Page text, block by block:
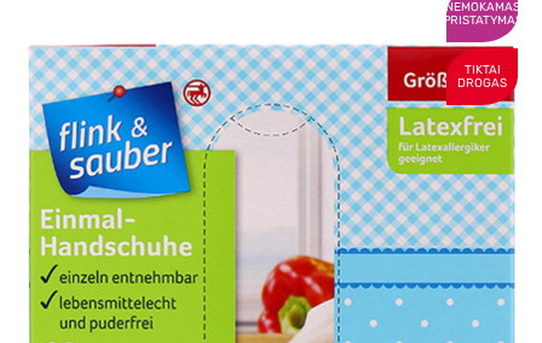
NEMOKAMAS
PRISTATYMAS
TIKTAI
DROGAS